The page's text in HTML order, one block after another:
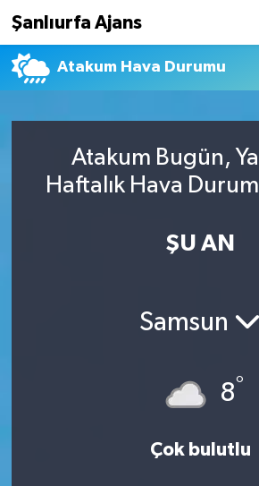
Şanlıurfa Ajans
Atakum Hava Durumu
Atakum Bugün,
Haftalık Hava
ŞU AN
Samsun
8°
Çok bulutlu
Nöbetçi Eczaneler
Namaz Vakitleri
Süper Lig Puan Durumu ve